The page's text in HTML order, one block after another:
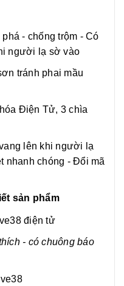
- chống trộm - Có
người lạ sờ vào
tránh phai mầu
Điện Tử, 3 chìa
lên khi người lạ
nhanh chóng - Đổi mã
sản phẩm
- có chuông báo